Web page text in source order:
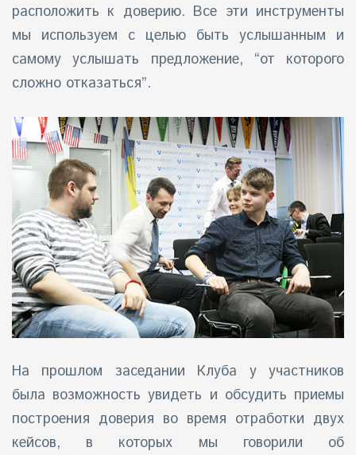
расположить к доверию. Все эти инструменты
мы используем с целью быть услышанным и
самому услышать предложение, “от которого
сложно отказаться”.
На прошлом заседании Клуба у участников
была возможность увидеть и обсудить приемы
построения доверия во время отработки двух
кейсов, в которых мы говорили об